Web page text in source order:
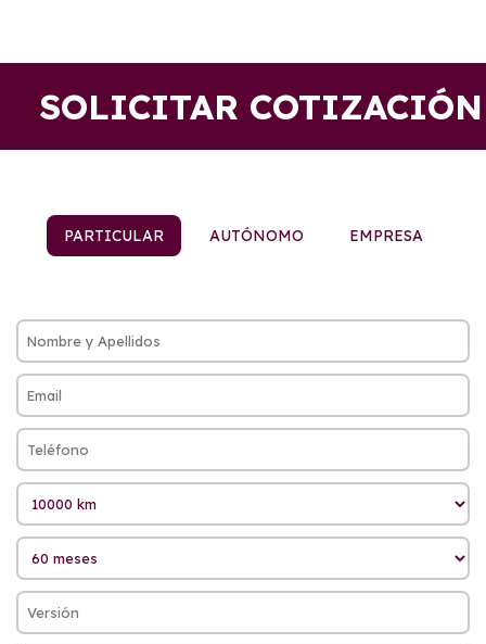
SOLICITAR COTIZACIÓN
PARTICULAR AUTÓNOMO EMPRESA